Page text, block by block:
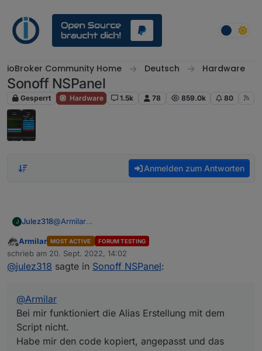
ioBroker Community Home Deutsch Hardware
Sonoff NSPanel
Gesperrt Hardware 1.5k 78 859.0k 80
Anmelden zum Antworten
J Julez318@Armilar
nicht.
Habe mir den code kopiert, angepasst und das script
gestartet. Aber der Spotify Alias wird nicht erstellt.
Offline
Armilar MOST ACTIVE FORUM TESTING
schrieb am 20. Sept. 2022, 14:02
zuletzt editiert von
@julez318 sagte in Sonoff NSPanel:
@Armilar
Bei mir funktioniert die Alias Erstellung mit dem
Script nicht.
Habe mir den code kopiert, angepasst und das